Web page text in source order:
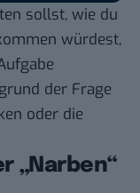
sollst, wie du
würdest,
der Frage
oder die
„Narben“